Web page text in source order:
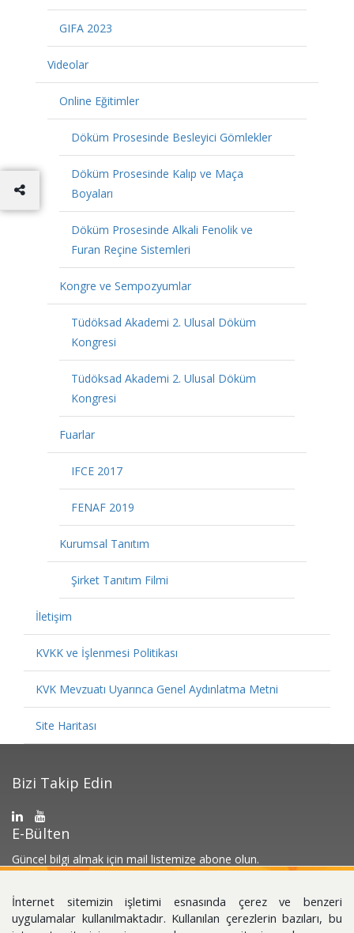
GIFA 2023
Videolar
Online Eğitimler
Döküm Prosesinde Besleyici Gömlekler
Döküm Prosesinde Kalıp ve Maça
Boyaları
Döküm Prosesinde Alkali Fenolik ve
Furan Reçine Sistemleri
Kongre ve Sempozyumlar
Tüdöksad Akademi 2. Ulusal Döküm
Kongresi
Tüdöksad Akademi 2. Ulusal Döküm
Kongresi
Fuarlar
IFCE 2017
FENAF 2019
Kurumsal Tanıtım
Şirket Tanıtım Filmi
İletişim
KVKK ve İşlenmesi Politikası
KVK Mevzuatı Uyarınca Genel Aydınlatma Metni
Site Haritası
Bizi Takip Edin
E-Bülten
Güncel bilgi almak için mail listemize abone olun.
İnternet sitemizin işletimi esnasında çerez ve benzeri
uygulamalar kullanılmaktadır. Kullanılan çerezlerin bazıları, bu